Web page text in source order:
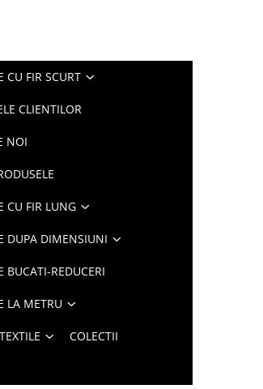
CU FIR SCURT
CLIENTILOR
NOI
CU FIR LUNG
DUPA DIMENSIUNI
BUCATI-REDUCERI
LA METRU
COLECTII